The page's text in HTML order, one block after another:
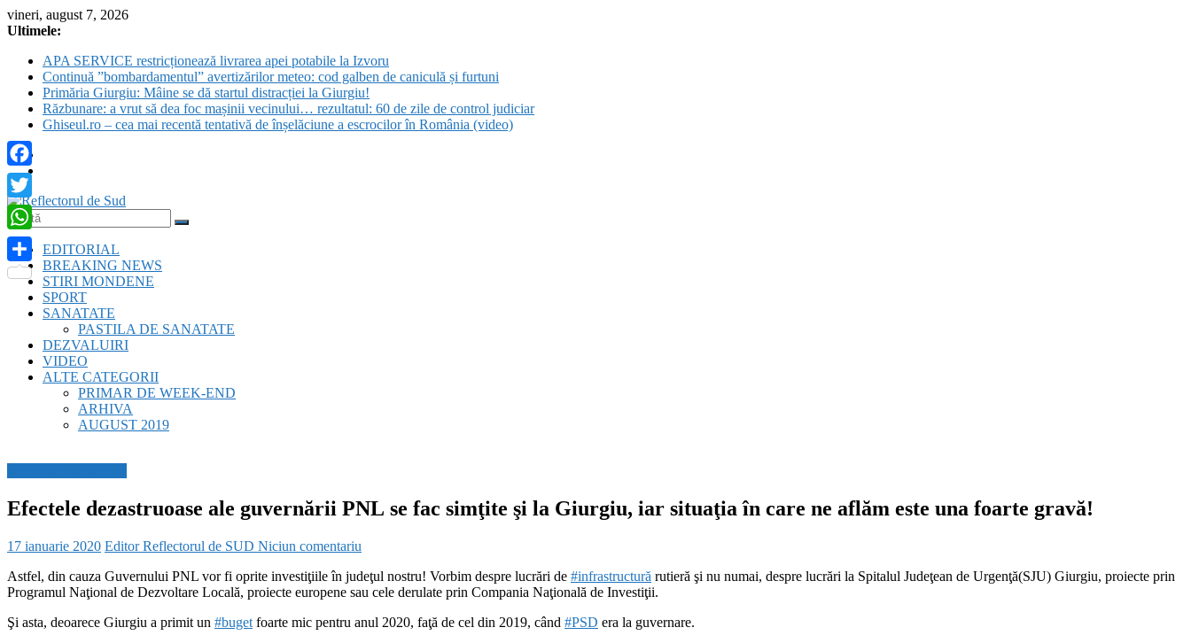
Skip
to
vineri, august 7, 2026
Ultimele:
APA SERVICE restricționează livrarea apei potabile la Izvoru
Continuă ”bombardamentul” avertizărilor meteo: cod galben de caniculă și furtuni
Primăria Giurgiu: Mâine se dă startul distracției la Giurgiu!
Răzbunare: a vrut să dea foc mașinii vecinului… rezultatul: 60 de zile de control judiciar
Ghiseul.ro – cea mai recentă tentativă de înșelăciune a escrocilor în România (video)
Reflectorul
de
Sud
EDITORIAL
BREAKING NEWS
STIRI MONDENE
SPORT
SANATATE
PASTILA DE SANATATE
DEZVALUIRI
VIDEO
ALTE CATEGORII
PRIMAR DE WEEK-END
ARHIVA
AUGUST 2019
Efectele dezastruoase ale guvernării PNL se fac simţite şi la Giurgiu, iar situaţia în care ne aflăm este una foarte gravă!
17 ianuarie 2020 Editor Reflectorul de SUD Niciun comentariu
Astfel, din cauza Guvernului PNL vor fi oprite investiţiile în judeţul nostru! Vorbim despre lucrări de #infrastructură rutieră şi nu numai, despre lucrări la Spitalul Judeţean de Urgenţă(SJU) Giurgiu, proiecte prin
Programul Naţional de Dezvoltare Locală, proiecte europene sau cele derulate prin Compania Naţională de Investiţii.
Şi asta, deoarece Giurgiu a primit un #buget foarte mic pentru anul 2020, faţă de cel din 2019, când #PSD era la guvernare.
Facebook
Twitter
WhatsApp
Partajează